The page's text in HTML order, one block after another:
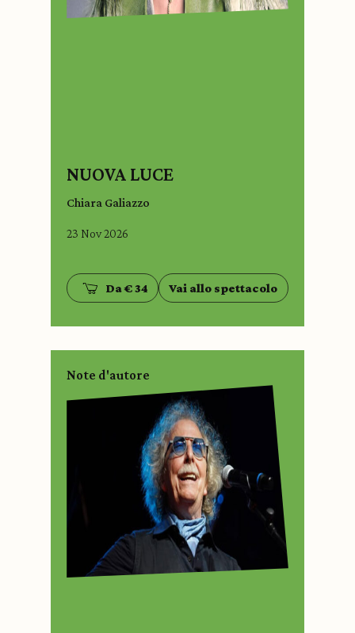
NUOVA LUCE
Chiara Galiazzo
23 Nov 2026
Da € 34 Vai allo spettacolo
Note d'autore